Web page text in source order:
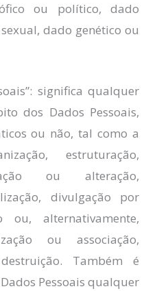
ou político, dado
dado genético ou
significa qualquer
dos Dados Pessoais,
ou não, tal como a
estruturação,
ou alteração,
divulgação por
ou, alternativamente,
ou associação,
Também é
Pessoais qualquer